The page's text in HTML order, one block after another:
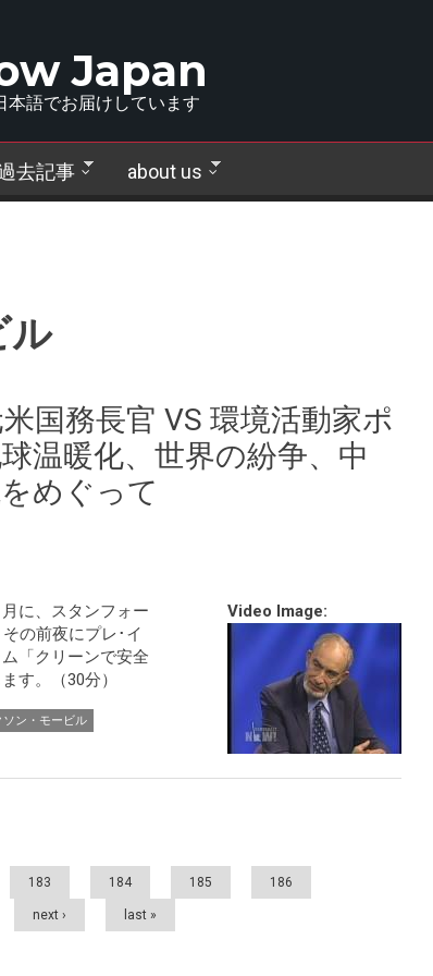
Japan
本語でお届けしています
去記事 about us
ル
国務長官 VS 環境活動家ポ
温暖化、世界の紛争、中
めぐって
Video Image:
に、スタンフォー
の前夜にプレ･イ
「クリーンで安全
す。（30分）
ソン・モービル
183 184 185 186
next › last »